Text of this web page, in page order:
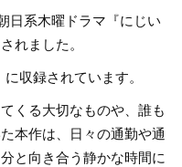
日系木曜ドラマ『にじい
れました。
収録されています。
くる大切なものや、誰も
本作は、日々の通勤や通
と向き合う静かな時間に